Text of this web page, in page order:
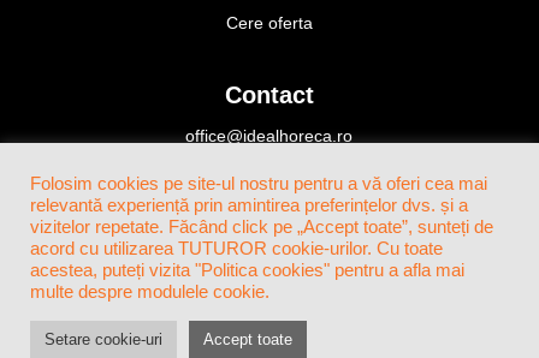
Cere oferta
Contact
office@idealhoreca.ro
+4(0)724 424 466
Folosim cookies pe site-ul nostru pentru a vă oferi cea mai
relevantă experiență prin amintirea preferințelor dvs. și a
vizitelor repetate. Făcând click pe „Accept toate”, sunteți de
acord cu utilizarea TUTUROR cookie-urilor. Cu toate
acestea, puteți vizita "Politica cookies" pentru a afla mai
multe despre modulele cookie.
Setare cookie-uri Accept toate